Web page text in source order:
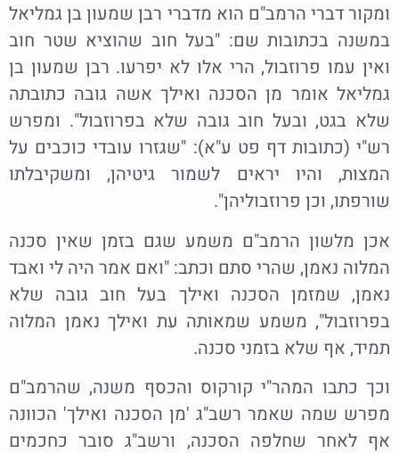
ומקור דברי הרמב"ם הוא מדברי רבן שמעון בן גמליאל
במשנה בכתובות שם: "בעל חוב שהוציא שטר חוב
ואין עמו פרוזבול, הרי אלו לא יפרעו. רבן שמעון בן
גמליאל אומר מן הסכנה ואילך אשה גובה כתובתה
שלא בגט, ובעל חוב גובה שלא בפרוזבול". ומפרש
רש"י (כתובות דף פט ע"א): "שגזרו עובדי כוכבים על
המצות, והיו יראים לשמור גיטיהן, ומשקיבלתו
שורפתו, וכן פרוזבוליהן".
אכן מלשון הרמב"ם משמע שגם בזמן שאין סכנה
המלוה נאמן, שהרי סתם וכתב: "ואם אמר היה לי ואבד
נאמן, שמזמן הסכנה ואילך בעל חוב גובה שלא
בפרוזבול", משמע שמאותה עת ואילך נאמן המלוה
תמיד, אף שלא בזמני סכנה.
וכך כתבו המהר"י קורקוס והכסף משנה, שהרמב"ם
מפרש שמה שאמר רשב"ג 'מן הסכנה ואילך' הכוונה
אף לאחר שחלפה הסכנה, ורשב"ג סובר כחכמים